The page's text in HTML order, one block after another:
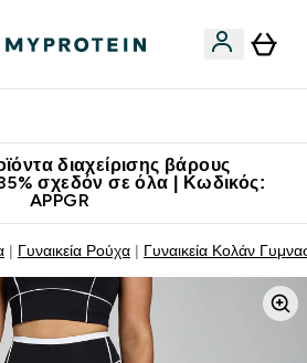
διαχείρισης βάρους
σχεδόν σε όλα | Κωδικός:
APPGR
Γυναικεία Ρούχα Γυναικεία Κολάν